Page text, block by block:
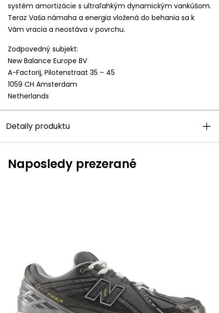
systém amortizácie s ultraľahkým dynamickým vankúšom.
Teraz Vaša námaha a energia vložená do behania sa k
Vám vracia a neostáva v povrchu.
Zodpovedný subjekt:
New Balance Europe BV
A-Factorij, Pilotenstraat 35 – 45
1059 CH Amsterdam
Netherlands
Detaily produktu
Naposledy prezerané